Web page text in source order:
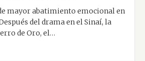
mayor abatimiento emocional en
del drama en el Sinaí, la
de Oro, el…